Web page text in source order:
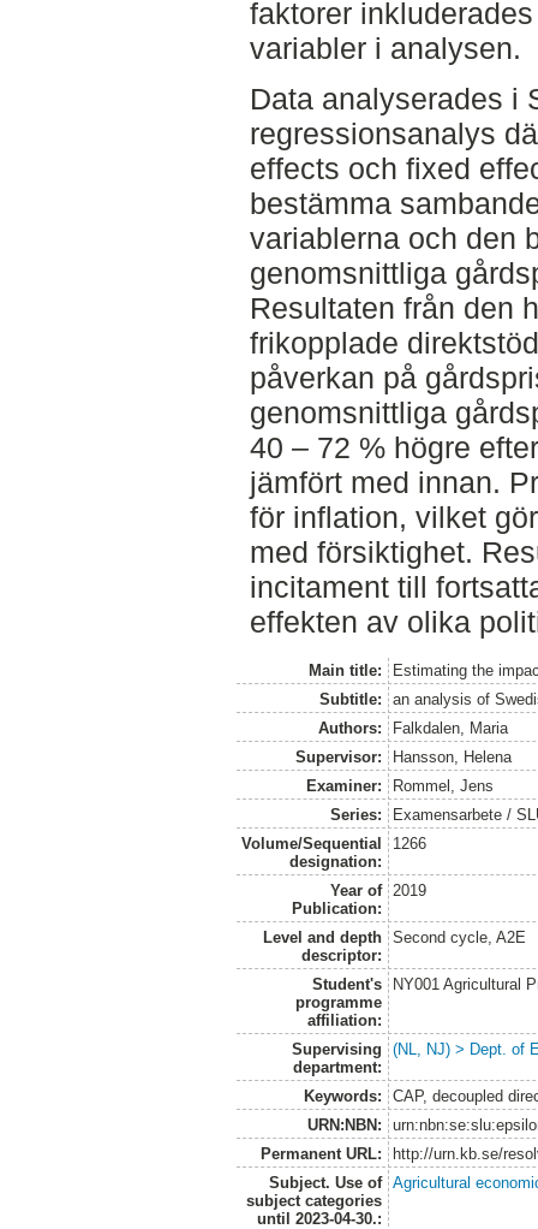
faktorer
variabler i analysen.
Data analyserades i
regressionsanalys
effects och fixed
bestämma
variablerna och den
genomsnittliga
Resultaten från den
frikopplade
påverkan på
genomsnittliga
40 – 72 % högre
jämfört med innan.
för inflation, vilket
med försiktighet.
incitament till
effekten av olika
Main title:
Estimating the
Subtitle:
an analysis of
Authors:
Falkdalen, Maria
Supervisor:
Hansson, Helena
Examiner:
Rommel, Jens
Series:
Examensarbete /
Volume/Sequential
designation:
1266
Year of
Publication:
2019
Level and depth
descriptor:
Second cycle, A2E
Student's
programme
affiliation:
NY001 Agricultural
Supervising
department:
(NL, NJ) > Dept. of
Keywords:
CAP, decoupled
URN:NBN:
Permanent URL:
http://urn.kb.se/
Subject. Use of
subject categories
until 2023-04-30.:
Agricultural